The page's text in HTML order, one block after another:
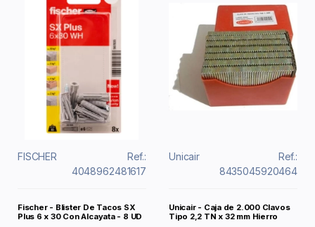
FISCHER
Ref.:
4048962481617
Fischer - Blister De Tacos SX
Plus 6 x 30 Con Alcayata - 8 UD
Unicair
Ref.:
8435045920464
Unicair - Caja de 2.000 Clavos
Tipo 2,2 TN x 32 mm Hierro